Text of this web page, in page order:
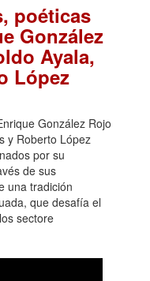
poéticas
González
Ayala,
López
González Rojo
y Roberto López
por su
de sus
una tradición
que desafía el
sectore